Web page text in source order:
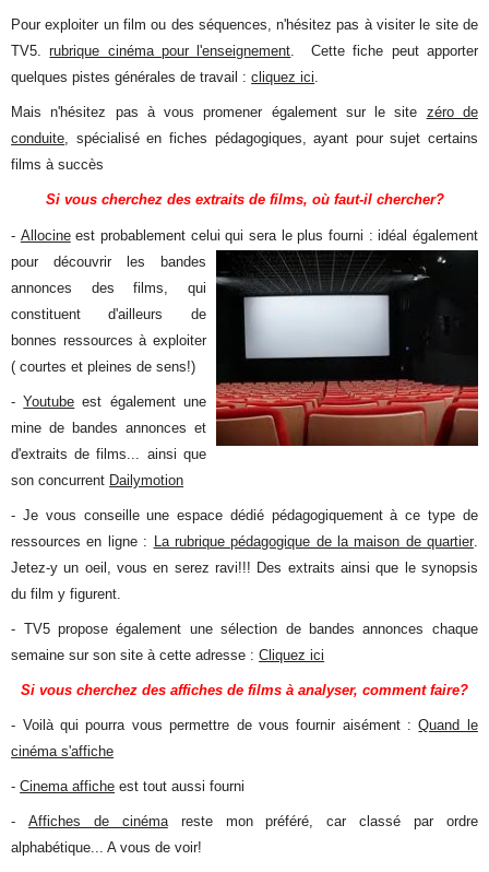
Pour exploiter un film ou des séquences, n'hésitez pas à visiter le site de
TV5.rubrique cinéma pour l'enseignement. Cette fiche peut apporter
quelques pistes générales de travail :cliquez ici.
Mais n'hésitez pas à vous promener également sur le site zéro de
conduite, spécialisé en fiches pédagogiques, ayant pour sujet certains
films à succès
Si vous cherchez des extraits de films, où faut-il chercher?
- Allocineest probablement celui qui sera le plus fourni : idéal également
pour découvrir les bandes
annonces des films, qui
constituent d'ailleurs de
bonnes ressources à exploiter
( courtes et pleines de sens!)
-Youtube est également une
mine de bandes annonces et
d'extraits de films... ainsi que
son concurrent Dailymotion
- Je vous conseille une espace dédié pédagogiquement à ce type de
ressources en ligne :
La rubrique pédagogique de la maison de quartier.
Jetez-y un oeil, vous en serez ravi!!! Des extraits ainsi que le synopsis
du film y figurent.
- TV5 propose également une sélection de bandes annonces chaque
semaine sur son site à cette adresse :Cliquez ici
Si vous cherchez des affiches de films à analyser, comment faire?
- Voilà qui pourra vous permettre de vous fournir aisément :Quand le
cinéma s'affiche
-Cinema affiche est tout aussi fourni
- Affiches de cinémareste mon préféré, car classé par ordre
alphabétique... A vous de voir!